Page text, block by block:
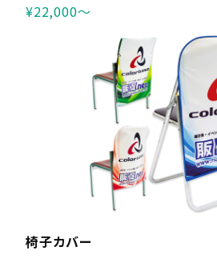
¥22,000〜
椅子カバー